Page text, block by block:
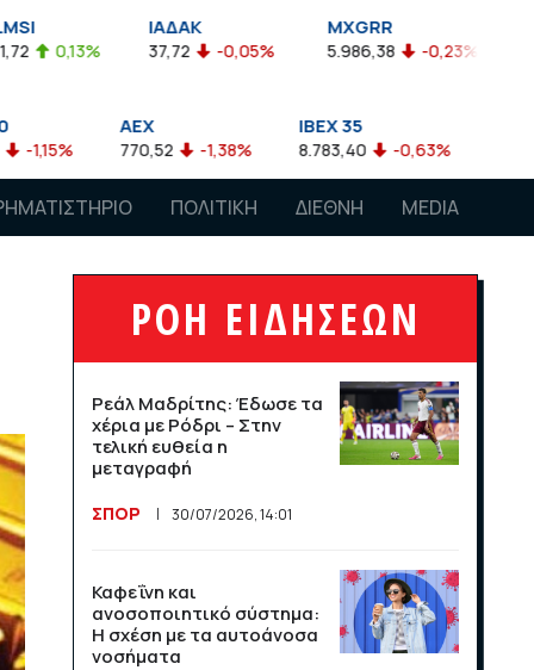
ΙΑΔΑΚ
37,72 -0,05%
MXGRR
5.986,38 -0,23%
ΣΑΓΔ
2.924,61 -0,03%
-1,38% 8.783,40 -0,63%
ATX
4.007,68 -0,57%
ΠΟΛΙΤΙΚΗ ΔΙΕΘΝΗ MEDIA
ΡΟΗ ΕΙΔΗΣΕΩΝ
Ρεάλ Μαδρίτης: Έδωσε τα
χέρια με Ρόδρι – Στην
τελική ευθεία η
μεταγραφή
ΣΠΟΡ 30/07/2026, 14:01
Καφεΐνη και
ανοσοποιητικό σύστημα:
Η σχέση με τα αυτοάνοσα
νοσήματα